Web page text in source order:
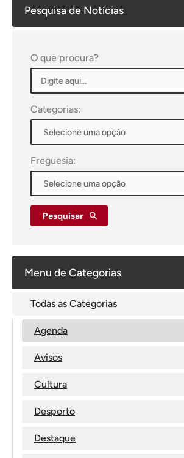
Pesquisa de Notícias
O que procura?
Categorias:
Freguesia:
Pesquisar
Menu de Categorias
Todas as Categorias
Agenda
Avisos
Cultura
Desporto
Destaque